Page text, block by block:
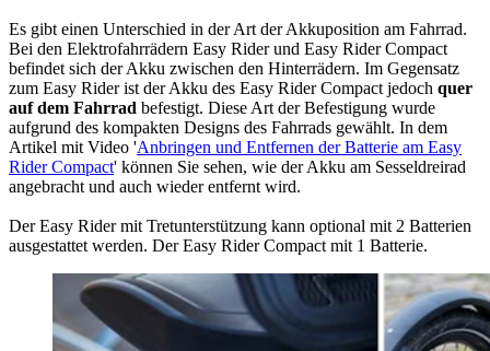
Es gibt einen Unterschied in der Art der Akkuposition am Fahrrad.
Bei den Elektrofahrrädern Easy Rider und Easy Rider Compact
befindet sich der Akku zwischen den Hinterrädern. Im Gegensatz
zum Easy Rider ist der Akku des Easy Rider Compact jedoch quer
auf dem Fahrrad befestigt. Diese Art der Befestigung wurde
aufgrund des kompakten Designs des Fahrrads gewählt. In dem
Artikel mit Video 'Anbringen und Entfernen der Batterie am Easy
Rider Compact' können Sie sehen, wie der Akku am Sesseldreirad
angebracht und auch wieder entfernt wird.
Der Easy Rider mit Tretunterstützung kann optional mit 2 Batterien
ausgestattet werden. Der Easy Rider Compact mit 1 Batterie.